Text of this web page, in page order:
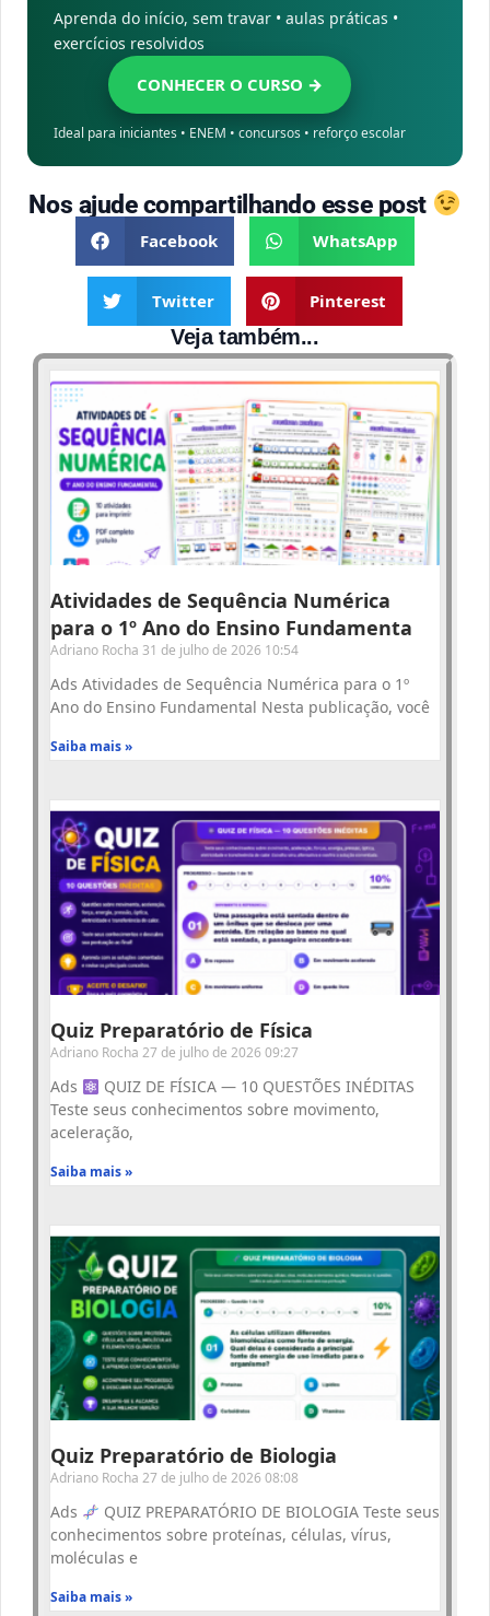
Aprenda do início, sem travar • aulas práticas •
exercícios resolvidos
CONHECER O CURSO →
Ideal para iniciantes • ENEM • concursos • reforço escolar
Nos ajude compartilhando esse post
Facebook WhatsApp
Twitter Pinterest
Veja também...
Atividades de Sequência Numérica
para o 1º Ano do Ensino Fundamenta
Adriano Rocha 31 de julho de 2026 10:54
Ads Atividades de Sequência Numérica para o 1º
Ano do Ensino Fundamental Nesta publicação, você
Saiba mais »
Quiz Preparatório de Física
Adriano Rocha 27 de julho de 2026 09:27
Ads
QUIZ DE FÍSICA — 10 QUESTÕES INÉDITAS
Teste seus conhecimentos sobre movimento,
aceleração,
Saiba mais »
Quiz Preparatório de Biologia
Adriano Rocha 27 de julho de 2026 08:08
Ads
QUIZ PREPARATÓRIO DE BIOLOGIA Teste seus
conhecimentos sobre proteínas, células, vírus,
moléculas e
Saiba mais »